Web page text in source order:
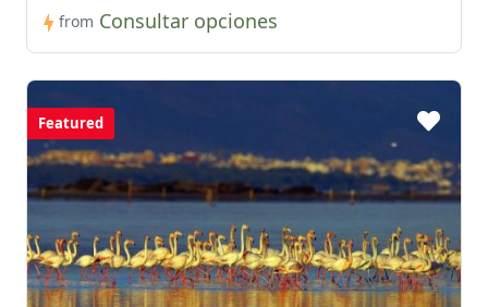
from Consultar opciones
Featured